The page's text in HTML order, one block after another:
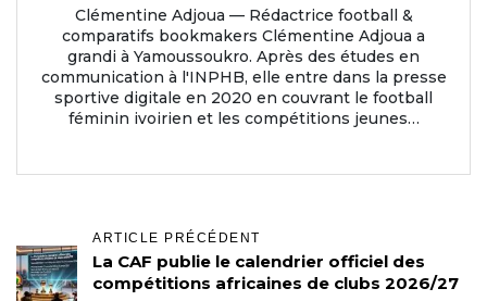
Clémentine Adjoua — Rédactrice football &
comparatifs bookmakers Clémentine Adjoua a
grandi à Yamoussoukro. Après des études en
communication à l'INPHB, elle entre dans la presse
sportive digitale en 2020 en couvrant le football
féminin ivoirien et les compétitions jeunes…
ARTICLE PRÉCÉDENT
La CAF publie le calendrier officiel des
compétitions africaines de clubs 2026/27